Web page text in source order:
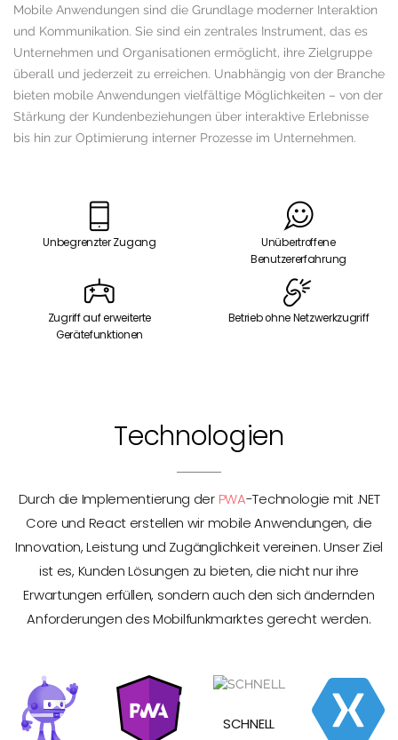
Mobile Anwendungen sind die Grundlage moderner Interaktion
und Kommunikation. Sie sind ein zentrales Instrument, das es
Unternehmen und Organisationen ermöglicht, ihre Zielgruppe
überall und jederzeit zu erreichen. Unabhängig von der Branche
bieten mobile Anwendungen vielfältige Möglichkeiten – von der
Stärkung der Kundenbeziehungen über interaktive Erlebnisse
bis hin zur Optimierung interner Prozesse im Unternehmen.
Unbegrenzter Zugang
Unübertroffene
Benutzererfahrung
Zugriff auf erweiterte
Gerätefunktionen
Betrieb ohne Netzwerkzugriff
Technologien
Durch die Implementierung der PWA-Technologie mit .NET
Core und React erstellen wir mobile Anwendungen, die
Innovation, Leistung und Zugänglichkeit vereinen. Unser Ziel
ist es, Kunden Lösungen zu bieten, die nicht nur ihre
Erwartungen erfüllen, sondern auch den sich ändernden
Anforderungen des Mobilfunkmarktes gerecht werden.
SCHNELL